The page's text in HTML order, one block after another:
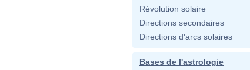
Révolution solaire
Directions secondaires
Directions d'arcs solaires
Bases de l'astrologie